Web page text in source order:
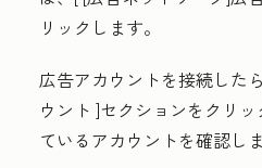
リックします。
広告アカウントを接続した
ウント ]セクションをクリ
ているアカウントを確認し